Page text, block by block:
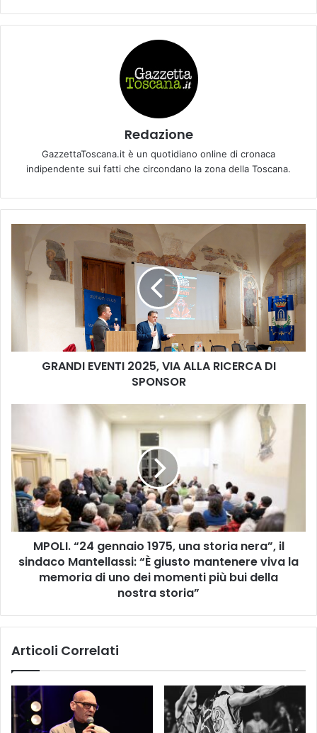
Redazione
GazzettaToscana.it è un quotidiano online di cronaca
indipendente sui fatti che circondano la zona della Toscana.
N
D
E
5
,
V
I
A
A
C
R
A
S
GRANDI EVENTI 2025, VIA ALLA RICERCA DI
SPONSOR
L
.
“
2
4
i
1
5
MPOLI. “24 gennaio 1975, una storia nera”, il
sindaco Mantellassi: “È giusto mantenere viva la
memoria di uno dei momenti più bui della
nostra storia”
Articoli Correlati